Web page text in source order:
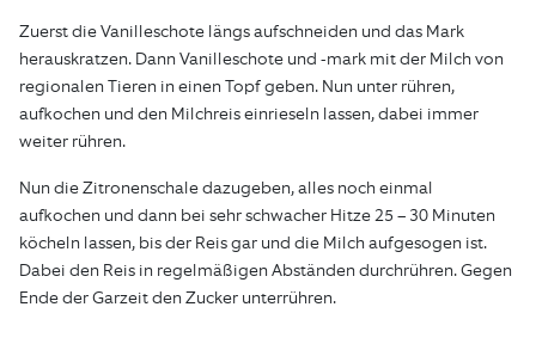
Zuerst die Vanilleschote längs aufschneiden und das Mark
herauskratzen. Dann Vanilleschote und -mark mit der Milch von
regionalen Tieren in einen Topf geben. Nun unter rühren,
aufkochen und den Milchreis einrieseln lassen, dabei immer
weiter rühren.
Nun die Zitronenschale dazugeben, alles noch einmal
aufkochen und dann bei sehr schwacher Hitze 25 – 30 Minuten
köcheln lassen, bis der Reis gar und die Milch aufgesogen ist.
Dabei den Reis in regelmäßigen Abständen durchrühren. Gegen
Ende der Garzeit den Zucker unterrühren.